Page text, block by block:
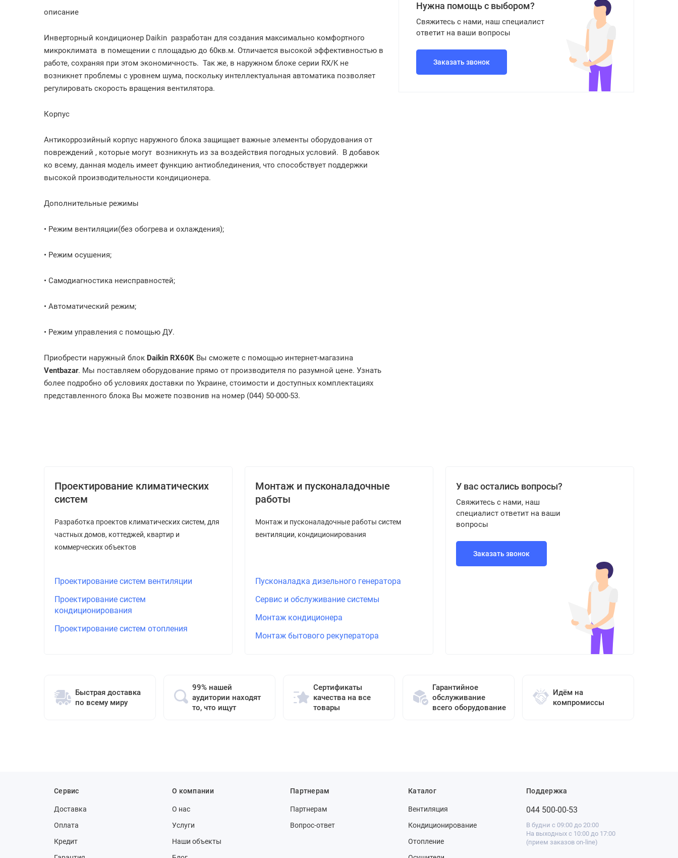
описание
Инверторный кондиционер Daikin разработан для создания максимально комфортного
микроклимата в помещении с площадью до 60кв.м. Отличается высокой эффективностью в
работе, сохраняя при этом экономичность. Так же, в наружном блоке серии RX/K не
возникнет проблемы с уровнем шума, поскольку интеллектуальная автоматика позволяет
регулировать скорость вращения вентилятора.
Корпус
Антикоррозийный корпус наружного блока защищает важные элементы оборудования от
повреждений , которые могут возникнуть из за воздействия погодных условий. В добавок
ко всему, данная модель имеет функцию антиоблединения, что способствует поддержки
высокой производительности кондиционера.
Дополнительные режимы
• Режим вентиляции(без обогрева и охлаждения);
• Режим осушения;
• Самодиагностика неисправностей;
• Автоматический режим;
• Режим управления с помощью ДУ.
Приобрести наружный блок Daikin RX60K Вы сможете с помощью интернет-магазина
Ventbazar. Мы поставляем оборудование прямо от производителя по разумной цене. Узнать
более подробно об условиях доставки по Украине, стоимости и доступных комплектациях
представленного блока Вы можете позвонив на номер (044) 50-000-53.
Нужна помощь с выбором?
Свяжитесь с нами, наш специалист
ответит на ваши вопросы
Заказать звонок
Проектирование климатических
систем
Разработка проектов климатических систем, для
частных домов, коттеджей, квартир и
коммерческих объектов
Проектирование систем вентиляции
Проектирование систем
кондиционирования
Проектирование систем отопления
Монтаж и пусконаладочные
работы
Монтаж и пусконаладочные работы систем
вентиляции, кондиционирования
Пусконаладка дизельного генератора
Сервис и обслуживание системы
Монтаж кондиционера
Монтаж бытового рекуператора
У вас остались вопросы?
Свяжитесь с нами, наш
специалист ответит на ваши
вопросы
Заказать звонок
Быстрая доставка
по всему миру
99% нашей
аудитории находят
то, что ищут
Сертификаты
качества на все
товары
Гарантийное
обслуживание
всего оборудование
Идём на
компромиссы
Сервис
Доставка
Оплата
Кредит
О компании
О нас
Услуги
Наши объекты
Партнерам
Партнерам
Вопрос-ответ
Каталог
Вентиляция
Кондиционирование
Отопление
Поддержка
044 500-00-53
В будни с 09:00 до 20:00
На выходных с 10:00 до 17:00
(прием заказов on-line)